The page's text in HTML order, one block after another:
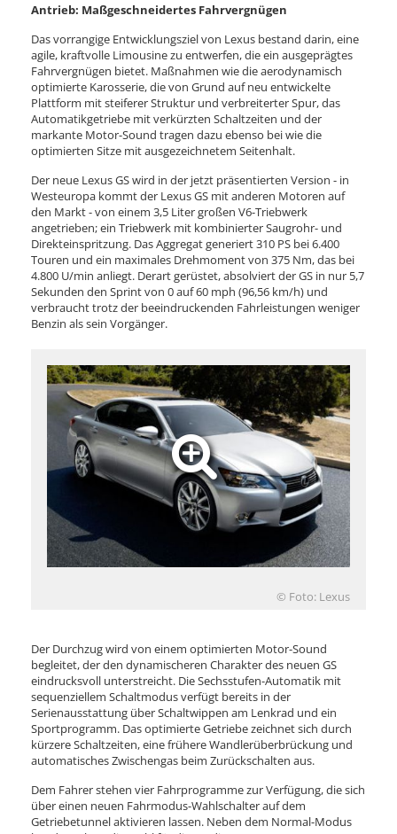
Antrieb: Maßgeschneidertes Fahrvergnügen
Das vorrangige Entwicklungsziel von Lexus bestand darin, eine
agile, kraftvolle Limousine zu entwerfen, die ein ausgeprägtes
Fahrvergnügen bietet. Maßnahmen wie die aerodynamisch
optimierte Karosserie, die von Grund auf neu entwickelte
Plattform mit steiferer Struktur und verbreiterter Spur, das
Automatikgetriebe mit verkürzten Schaltzeiten und der
markante Motor-Sound tragen dazu ebenso bei wie die
optimierten Sitze mit ausgezeichnetem Seitenhalt.
Der neue Lexus GS wird in der jetzt präsentierten Version - in
Westeuropa kommt der Lexus GS mit anderen Motoren auf
den Markt - von einem 3,5 Liter großen V6-Triebwerk
angetrieben; ein Triebwerk mit kombinierter Saugrohr- und
Direkteinspritzung. Das Aggregat generiert 310 PS bei 6.400
Touren und ein maximales Drehmoment von 375 Nm, das bei
4.800 U/min anliegt. Derart gerüstet, absolviert der GS in nur 5,7
Sekunden den Sprint von 0 auf 60 mph (96,56 km/h) und
verbraucht trotz der beeindruckenden Fahrleistungen weniger
Benzin als sein Vorgänger.
© Foto: Lexus
Der Durchzug wird von einem optimierten Motor-Sound
begleitet, der den dynamischeren Charakter des neuen GS
eindrucksvoll unterstreicht. Die Sechsstufen-Automatik mit
sequenziellem Schaltmodus verfügt bereits in der
Serienausstattung über Schaltwippen am Lenkrad und ein
Sportprogramm. Das optimierte Getriebe zeichnet sich durch
kürzere Schaltzeiten, eine frühere Wandlerüberbrückung und
automatisches Zwischengas beim Zurückschalten aus.
Dem Fahrer stehen vier Fahrprogramme zur Verfügung, die sich
über einen neuen Fahrmodus-Wahlschalter auf dem
Getriebetunnel aktivieren lassen. Neben dem Normal-Modus